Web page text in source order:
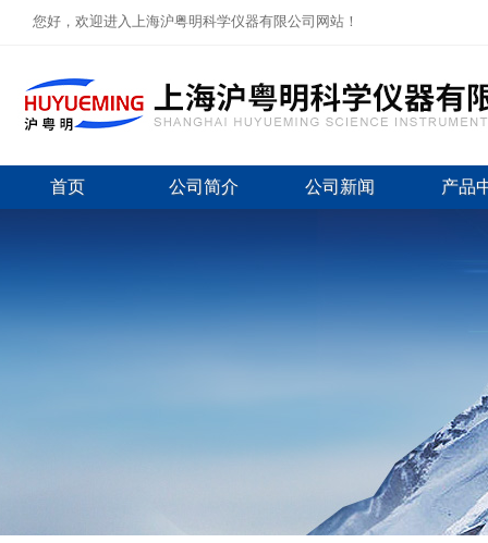
您好，欢迎进入上海沪粤明科学仪器有限公司网站！
首页 公司简介 公司新闻 产品